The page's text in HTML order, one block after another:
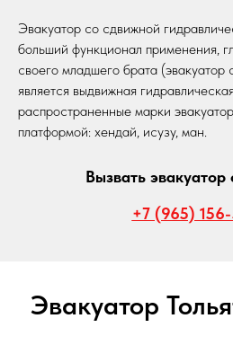
Эвакуатор со сдвижной
больший функционал применения,
своего младшего брата (эвакуатор
является выдвижная
распространенные марки
платформой: хендай, исузу, ман.
Вызвать эвакуатор
+7 (965)
Эвакуатор